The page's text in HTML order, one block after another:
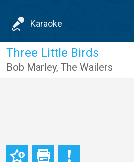
Karaoke
Three Little Birds
Bob Marley, The Wailers